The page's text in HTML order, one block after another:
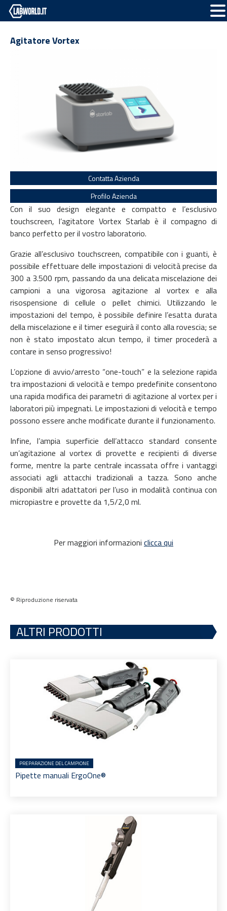
Agitatore Vortex
Contatta Azienda
Profilo Azienda
Con il suo design elegante e compatto e l’esclusivo
touchscreen, l’agitatore Vortex Starlab è il compagno di
banco perfetto per il vostro laboratorio.
Grazie all’esclusivo touchscreen, compatibile con i guanti, è
possibile effettuare delle impostazioni di velocità precise da
300 a 3.500 rpm, passando da una delicata miscelazione dei
campioni a una vigorosa agitazione al vortex e alla
risospensione di cellule o pellet chimici. Utilizzando le
impostazioni del tempo, è possibile definire l’esatta durata
della miscelazione e il timer eseguirà il conto alla rovescia; se
non è stato impostato alcun tempo, il timer procederà a
contare in senso progressivo!
L’opzione di avvio/arresto “one-touch” e la selezione rapida
tra impostazioni di velocità e tempo predefinite consentono
una rapida modifica dei parametri di agitazione al vortex per i
laboratori più impegnati. Le impostazioni di velocità e tempo
possono essere anche modificate durante il funzionamento.
Infine, l’ampia superficie dell’attacco standard consente
un’agitazione al vortex di provette e recipienti di diverse
forme, mentre la parte centrale incassata offre i vantaggi
associati agli attacchi tradizionali a tazza. Sono anche
disponibili altri adattatori per l’uso in modalità continua con
micropiastre e provette da 1,5/2,0 ml.
Per maggiori informazioni clicca qui
© Riproduzione riservata
ALTRI PRODOTTI
PREPARAZIONE DEL CAMPIONE
Pipette manuali ErgoOne®